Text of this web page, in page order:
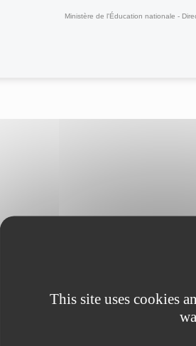
Ministère de l'Éducation nationale -
This site uses cookies